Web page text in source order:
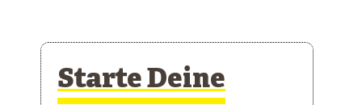
Starte Deine